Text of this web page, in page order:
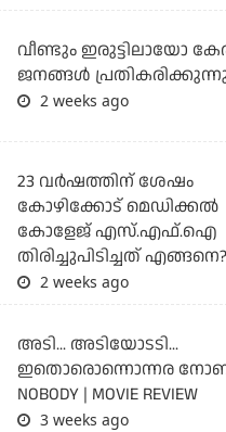
വീണ്ടും ഇരുട്ടിലായോ
ജനങ്ങൾ
2 weeks ago
23 വർഷത്തിന് ശേഷം
കോഴിക്കോട് മെഡിക്കൽ
കോളേജ് എസ്.എഫ്.ഐ
തിരിച്ചുപിടിച്ചത് എങ്ങനെ?
2 weeks ago
അടി... അടിയോടടി...
ഇതൊരൊന്നൊന്നര
NOBODY | MOVIE REVIEW
3 weeks ago